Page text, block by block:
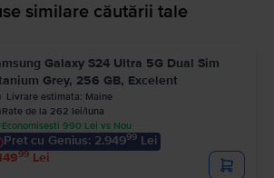
similare căutării tale
Galaxy S24 Ultra 5G Dual Sim
Grey, 256 GB, Excelent
Livrare estimata: Maine
Rate de la 262 lei/luna
Economisesti 990 Lei vs Nou
Pret cu Genius: 2.94999 Lei
99 Lei